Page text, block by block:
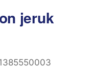
jeruk